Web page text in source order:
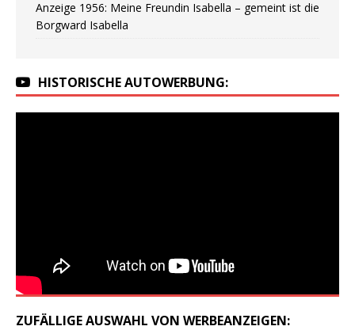
Anzeige 1956: Meine Freundin Isabella – gemeint ist die
Borgward Isabella
HISTORISCHE AUTOWERBUNG:
ZUFÄLLIGE AUSWAHL VON WERBEANZEIGEN: